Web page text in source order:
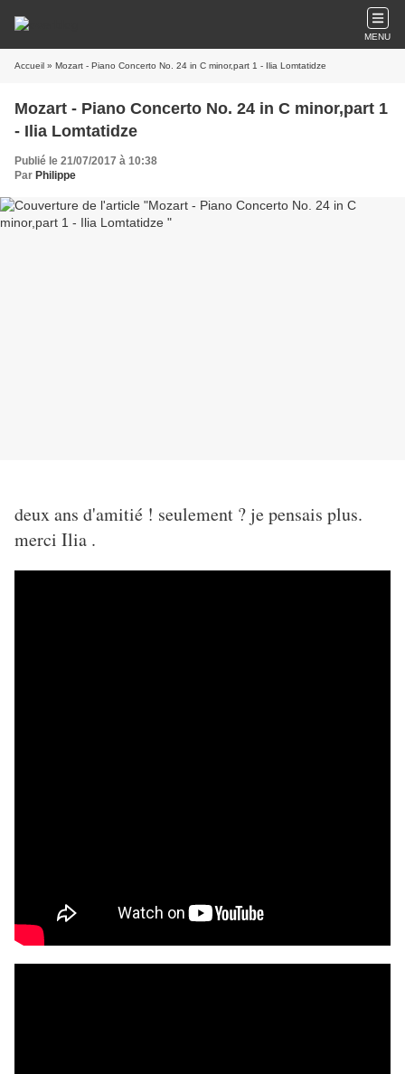
MENU
Accueil » Mozart - Piano Concerto No. 24 in C minor,part 1 - Ilia Lomtatidze
Mozart - Piano Concerto No. 24 in C minor,part 1
- Ilia Lomtatidze
Publié le 21/07/2017 à 10:38
Par Philippe
deux ans d'amitié ! seulement ? je pensais plus.
merci Ilia .